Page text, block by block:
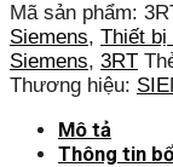
Mã sản phẩm:
Siemens, Thiết bị
Siemens, 3RT
Thương hiệu:
Mô tả
Thông tin